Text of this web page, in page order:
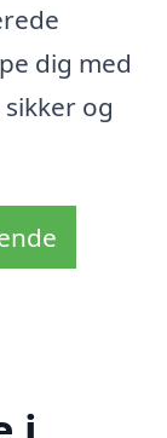
dig med
og